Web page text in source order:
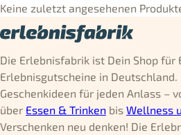
Keine zuletzt angesehenen
Die Erlebnisfabrik ist Dein Shop für
Erlebnisgutscheine in
Geschenkideen für jeden Anlass –
über Essen & Trinken bis Wellness
Verschenken neu denken! Die